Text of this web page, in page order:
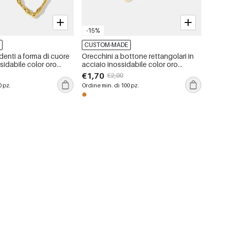
a forma di cuore
color oro
pz.
-15%
CUSTOM-MADE
Orecchini a bottone rettangolari in
acciaio inossidabile color oro
impermeabili
€1,70 €2,00
Ordine min. di 100 pz.